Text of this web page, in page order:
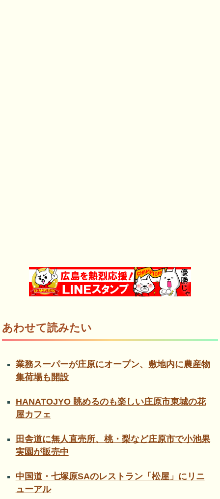
あわせて読みたい
業務スーパーが庄原にオープン、敷地内に農産物
集荷場も開設
HANATOJYO 眺めるのも楽しい庄原市東城の花
屋カフェ
田舎道に無人直売所、桃・梨など庄原市で小池果
実園が販売中
中国道・七塚原SAのレストラン「松屋」にリニ
ューアル